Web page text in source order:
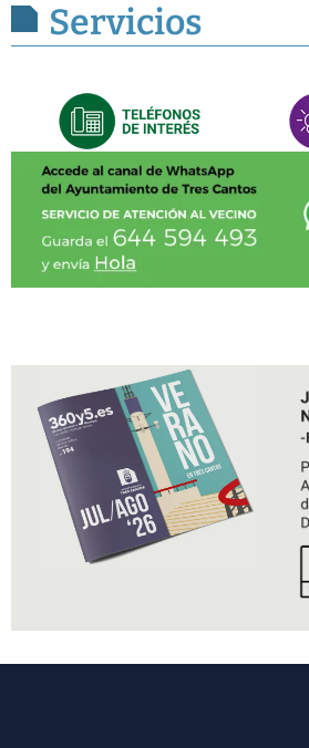
Servicios